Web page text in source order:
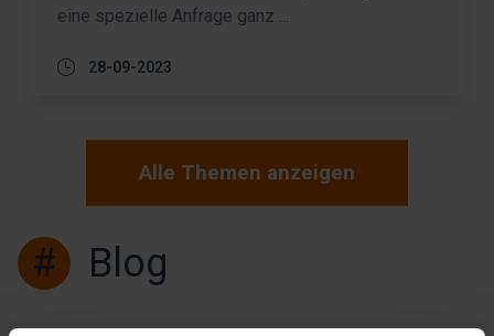
eine spezielle Anfrage ganz ...
28-09-2023
Alle Themen anzeigen
# Blog